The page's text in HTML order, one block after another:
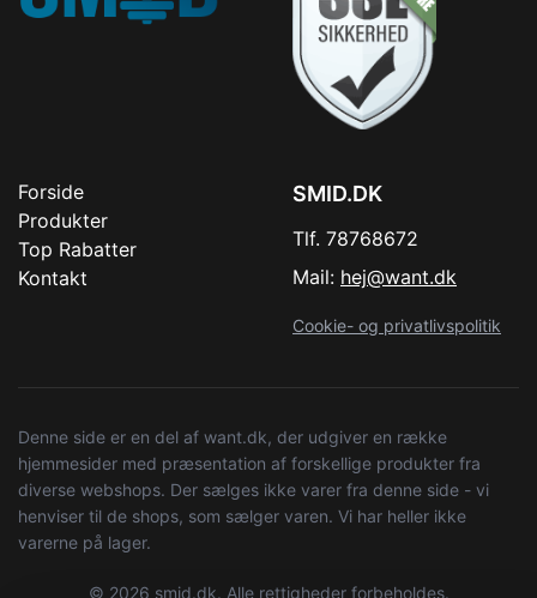
Forside
Produkter
Top Rabatter
Kontakt
SMID.DK
Tlf. 78768672
Mail: hej@want.dk
Cookie- og privatlivspolitik
Denne side er en del af want.dk, der udgiver en række
hjemmesider med præsentation af forskellige produkter fra
diverse webshops. Der sælges ikke varer fra denne side - vi
henviser til de shops, som sælger varen. Vi har heller ikke
varerne på lager.
© 2026 smid.dk. Alle rettigheder forbeholdes.